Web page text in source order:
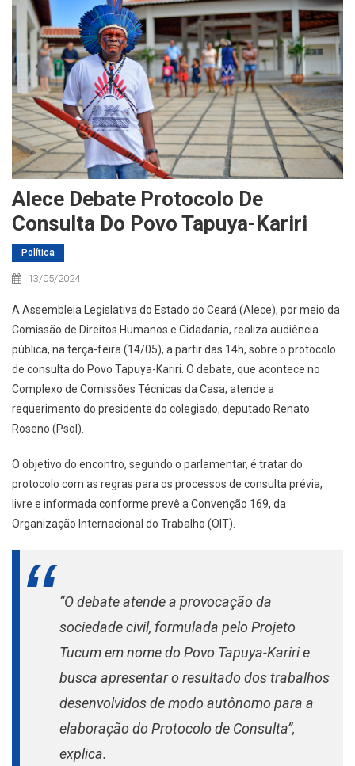
Alece Debate Protocolo De
Consulta Do Povo Tapuya-Kariri
Política
13/05/2024
A Assembleia Legislativa do Estado do Ceará (Alece), por meio da
Comissão de Direitos Humanos e Cidadania, realiza audiência
pública, na terça-feira (14/05), a partir das 14h, sobre o protocolo
de consulta do Povo Tapuya-Kariri. O debate, que acontece no
Complexo de Comissões Técnicas da Casa, atende a
requerimento do presidente do colegiado, deputado Renato
Roseno (Psol).
O objetivo do encontro, segundo o parlamentar, é tratar do
protocolo com as regras para os processos de consulta prévia,
livre e informada conforme prevê a Convenção 169, da
Organização Internacional do Trabalho (OIT).
“O debate atende a provocação da
sociedade civil, formulada pelo Projeto
Tucum em nome do Povo Tapuya-Kariri e
busca apresentar o resultado dos trabalhos
desenvolvidos de modo autônomo para a
elaboração do Protocolo de Consulta”,
explica.